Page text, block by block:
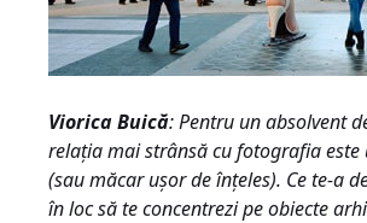
Viorica Buică: Pentru un absolvent
relaţia mai strânsă cu fotografia
(sau măcar uşor de înţeles). Ce te-a
în loc să te concentrezi pe obiecte